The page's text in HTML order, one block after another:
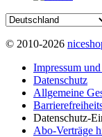
© 2010-2026
Impressum
Datenschutz
Allgemeine
Datenschutz-
Abo-Verträge